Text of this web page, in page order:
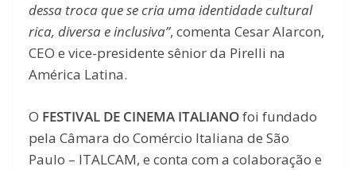
dessa troca que se cria uma identidade cultural
rica, diversa e inclusiva”, comenta Cesar Alarcon,
CEO e vice-presidente sênior da Pirelli na
América Latina.
O FESTIVAL DE CINEMA ITALIANOfoi fundado
pela Câmara do Comércio Italiana de São
Paulo – ITALCAM, e conta com a colaboração e